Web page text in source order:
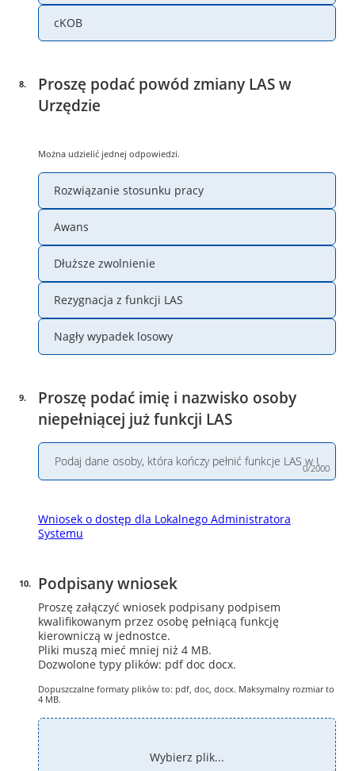
cKOB
8.
Proszę podać powód zmiany LAS w
Urzędzie
Można udzielić jednej odpowiedzi.
Rozwiązanie stosunku pracy
Awans
Dłuższe zwolnienie
Rezygnacja z funkcji LAS
Nagły wypadek losowy
9.
Proszę podać imię i nazwisko osoby
niepełniącej już funkcji LAS
0/2000
Wniosek o dostęp dla Lokalnego Administratora
Systemu
10. Podpisany wniosek
Proszę załączyć wniosek podpisany podpisem
kwalifikowanym przez osobę pełniącą funkcję
kierowniczą w jednostce.
Pliki muszą mieć mniej niż 4 MB.
Dozwolone typy plików: pdf doc docx.
Dopuszczalne formaty plików to: pdf, doc, docx. Maksymalny rozmiar to
4 MB.
Wybierz plik...